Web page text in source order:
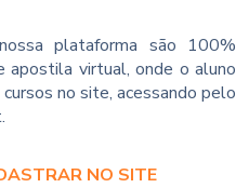
plataforma são 100%
virtual, onde o aluno
no site, acessando pelo
NO SITE